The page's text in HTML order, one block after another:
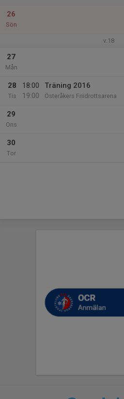
26
Sön
v.18
27
Mån
28
Tis
18:00
19:00
Träning 2016
Österåkers Friidrottsarena
29
Ons
30
Tor